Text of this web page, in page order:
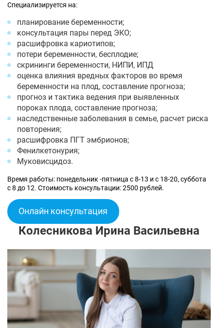
Специализируется на:
планирование беременности;
консультация пары перед ЭКО;
расшифровка кариотипов;
потери беременности, бесплодие;
скрининги беременности, НИПИ, ИПД
оценка влияния вредных факторов во время
беременности на плод, составление прогноза;
прогноз и тактика ведения при выявленных
пороках плода, составление прогноза;
наследственные заболевания в семье, расчет риска
повторения;
расшифровка ПГТ эмбрионов;
Фенилкетонурия;
Муковисцидоз.
Время работы: понедельник -пятница с 8-13 и с 18-20, суббота
с 8 до 12. Стоимость консультации: 2500 рублей.
Онлайн консультация
Колесникова Ирина Васильевна